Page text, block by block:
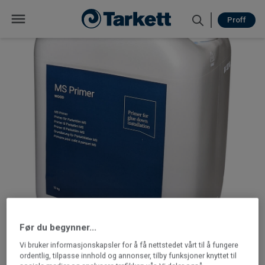
Proff
Før du begynner...
Vi bruker informasjonskapsler for å få nettstedet vårt til å fungere
ordentlig, tilpasse innhold og annonser, tilby funksjoner knyttet til